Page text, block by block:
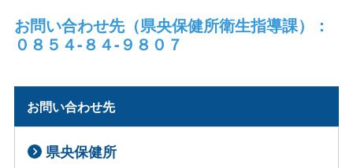
お問い合わせ先（県央保健所衛生指導課）：
０８５４-８４-９８０７
お問い合わせ先
県央保健所